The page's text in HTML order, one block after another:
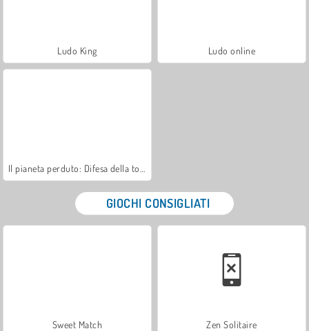
Ludo King Ludo online
GIOCHI CONSIGLIATI
Sweet Match Zen Solitaire